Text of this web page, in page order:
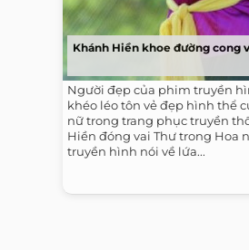
Khánh Hiền khoe đường cong
Người đẹp của phim truyền
khéo léo tôn vẻ đẹp hình thể
nữ trong trang phục truyền
Hiền đóng vai Thư trong Hoa
truyền hình nói về lứa...